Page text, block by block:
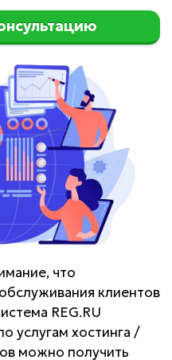
что
клиентов
REG.RU
услугам хостинга /
можно получить